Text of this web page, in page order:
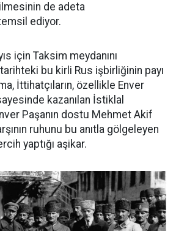
de adeta
ediyor.
için Taksim meydanını
bu kirli Rus işbirliğinin payı
İttihatçıların, özellikle Enver
kazanılan İstiklal
Paşanın dostu Mehmet Akif
ruhunu bu anıtla gölgeleyen
yaptığı aşikar.